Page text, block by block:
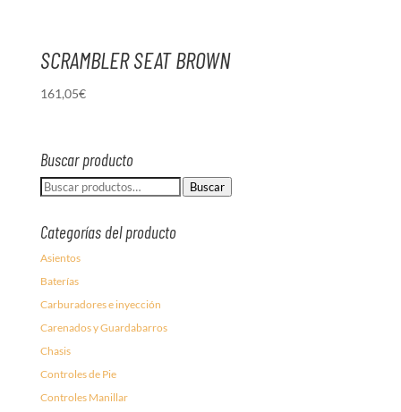
SCRAMBLER SEAT BROWN
161,05€
Buscar producto
Buscar
Buscar
Categorías del producto
Asientos
Baterías
Carburadores e inyección
Carenados y Guardabarros
Chasis
Controles de Pie
Controles Manillar